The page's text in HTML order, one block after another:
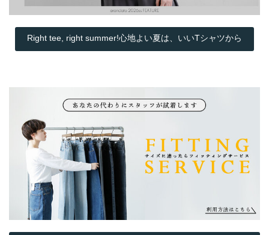
Right tee, right summer!心地よい夏は、いいTシャツから